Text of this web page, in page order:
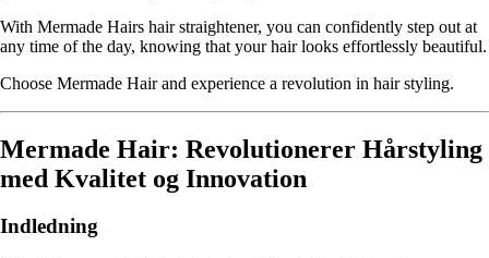
With Mermade Hairs hair straightener, you can confidently step out at
any time of the day, knowing that your hair looks effortlessly beautiful.
Choose Mermade Hair and experience a revolution in hair styling.
Mermade Hair: Revolutionerer Hårstyling
med Kvalitet og Innovation
Indledning